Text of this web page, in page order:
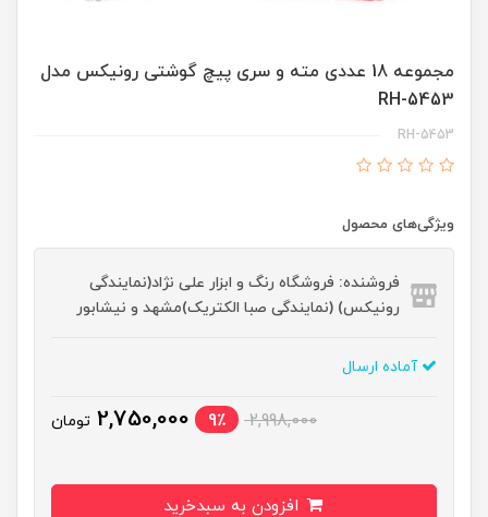
مجموعه 18 عددی مته و سری پیچ گوشتی رونیکس مدل
RH-5453
RH-5453
ویژگی‌های محصول
فروشنده: فروشگاه رنگ و ابزار علی نژاد(نمایندگی
رونیکس) (نمایندگی صبا الکتریک)مشهد و نیشابور
آماده ارسال
2,998,000 9٪ 2,750,000 تومان